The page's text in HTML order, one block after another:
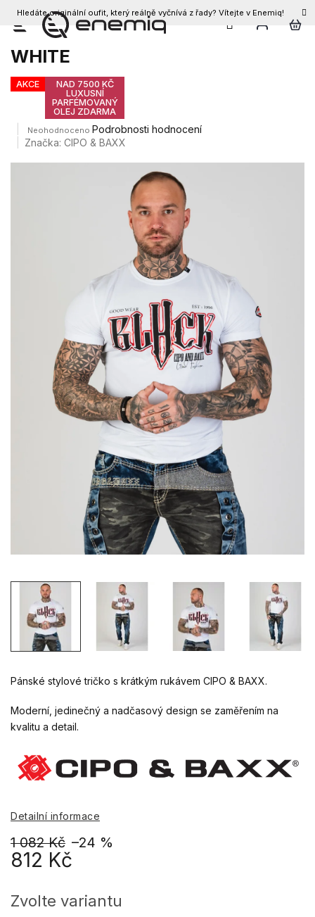
Přejít
obsah
Hledáte originální oufit, který reálně vyčnívá z řady? Vítejte v Enemiq!
CZK
Pánské triko CIPO & BAXX CT617
WHITE
AKCE
NAD 7500 KČ
LUXUSNÍ
PARFÉMOVANÝ
OLEJ ZDARMA
Průměrné
hodnocení
Neohodnoceno Podrobnosti hodnocení
Značka:CIPO & BAXX
1 082 Kč –24 %
812 Kč
cena:
Zvolte variantu
Pánské stylové tričko s krátkým rukávem CIPO & BAXX.
Moderní, jedinečný a nadčasový design se zaměřením na
kvalitu a detail.
Detailní informace